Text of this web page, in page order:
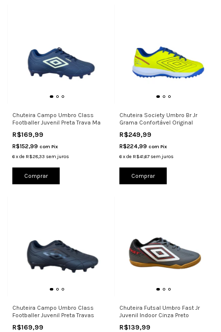
Chuteira Campo Umbro Class
Footballer Juvenil Preta Trava Ma
R$169,99
R$152,99 com Pix
6xde R$28,33 sem juros
Comprar
Chuteira Society Umbro Br Jr
Grama Confortável Original
R$249,99
R$224,99 com Pix
6 xde R$41,67 sem juros
Comprar
Chuteira Campo Umbro Class
Footballer Juvenil Preta Travas
R$169,99
Chuteira Futsal Umbro Fast Jr
Juvenil Indoor Cinza Preto
R$139,99